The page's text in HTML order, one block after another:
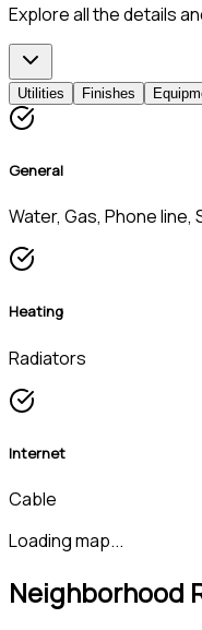
Explore all the details
Utilities Finishes
General
Water, Gas, Phone
Heating
Radiators
Internet
Cable
Loading map...
Neighborhood